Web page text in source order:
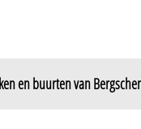
en buurten van